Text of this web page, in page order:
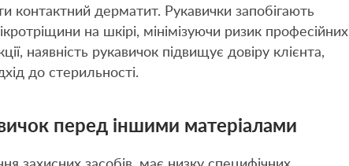
контактний дерматит. Рукавички запобігають
на шкірі, мінімізуючи ризик професійних
наявність рукавичок підвищує довіру клієнта,
до стерильності.
перед іншими матеріалами